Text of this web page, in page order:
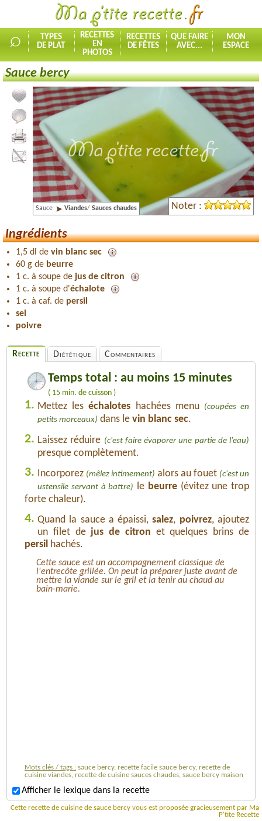
⌕
TYPES
DE PLAT
RECETTES
EN
PHOTOS
RECETTES
DE FÊTES
QUE FAIRE
AVEC...
MON
ESPACE
Sauce bercy
Ajouter la recette à mes favorites
Commenter, noter la recette
Imprimer la recette
Partager cette recette
Sauce Viandes/ Sauces chaudes Noter :
Ingrédients
1,5 dl de vin blanc sec
60 g de beurre
1 c. à soupe de jus de citron
1 c. à soupe d'échalote
1 c. à caf. de persil
sel
poivre
Recette Diététique Commentaires
Temps total : au moins 15 minutes
( 15 min. de cuisson )
1. Mettez leséchalotes hachées menu (coupées en
petits morceaux) dans le vin blanc sec.
2. Laissez réduire (c'est faire évaporer une partie de l'eau)
presque complètement.
3. Incorporez (mêlez intimement) alors au fouet (c'est un
ustensile servant à battre)
le beurre(évitez une trop
forte chaleur).
4. Quand la sauce a épaissi,salez, poivrez, ajoutez
un filet de jus de citron et quelques brins de
persil hachés.
Cette sauce est un accompagnement classique de
l'entrecôte grillée. On peut la préparer juste avant de
mettre la viande sur le gril et la tenir au chaud au
bain-marie.
Mots clés / tags : sauce bercy, recette facile sauce bercy, recette de
cuisine viandes, recette de cuisine sauces chaudes, sauce bercy maison
Afficher le lexique dans la recette
Cette recette de cuisine de sauce bercy vous est proposée gracieusement par Ma
P'tite Recette